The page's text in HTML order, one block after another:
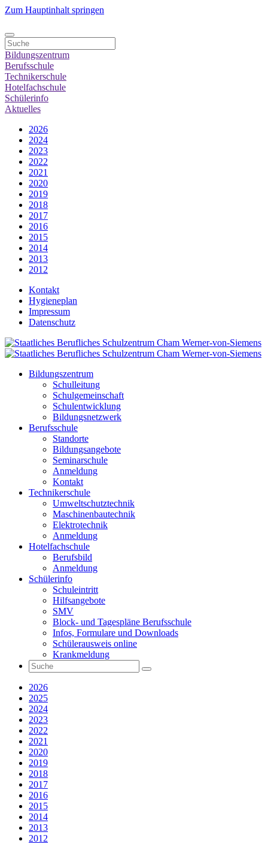
Zum Hauptinhalt springen
Bildungszentrum
Berufsschule
Technikerschule
Hotelfachschule
Schülerinfo
Aktuelles
2026
2024
2023
2022
2021
2020
2019
2018
2017
2016
2015
2014
2013
2012
Kontakt
Hygieneplan
Impressum
Datenschutz
Bildungszentrum
Schulleitung
Schulgemeinschaft
Schulentwicklung
Bildungsnetzwerk
Berufsschule
Standorte
Bildungsangebote
Seminarschule
Anmeldung
Kontakt
Technikerschule
Umweltschutztechnik
Maschinenbautechnik
Elektrotechnik
Anmeldung
Hotelfachschule
Berufsbild
Anmeldung
Schülerinfo
Schuleintritt
Hilfsangebote
SMV
Block- und Tagespläne Berufsschule
Infos, Formulare und Downloads
Schülerausweis online
Krankmeldung
2026
2025
2024
2023
2022
2021
2020
2019
2018
2017
2016
2015
2014
2013
2012